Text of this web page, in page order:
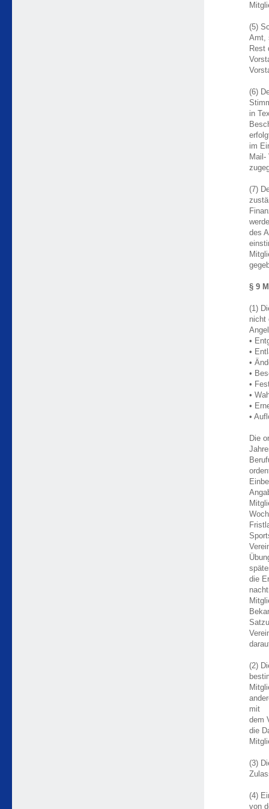
(5)
Amt,
Rest
(6)
in
im
Mail-
(7)
des
§ 9
(1)
nicht
•
•
•
•
•
•
•
•
Die
die
(2)
mit
dem
die
(3)
(4)
von